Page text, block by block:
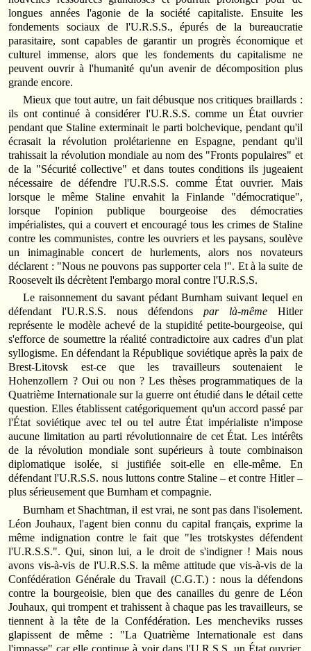
longues années l'agonie de la société capitaliste. Ensuite les
fondements sociaux de l'U.R.S.S., épurés de la bureaucratie
parasitaire, sont capables de garantir un progrès économique et
culturel immense, alors que les fondements du capitalisme ne
peuvent ouvrir à l'humanité qu'un avenir de décomposition plus
grande encore.
Mieux que tout autre, un fait débusque nos critiques braillards :
ils ont continué à considérer l'U.R.S.S. comme un État ouvrier
pendant que Staline exterminait le parti bolchevique, pendant qu'il
écrasait la révolution prolétarienne en Espagne, pendant qu'il
trahissait la révolution mondiale au nom des "Fronts populaires" et
de la "Sécurité collective" et dans toutes conditions ils jugeaient
nécessaire de défendre l'U.R.S.S. comme État ouvrier. Mais
lorsque le même Staline envahit la Finlande "démocratique",
lorsque l'opinion publique bourgeoise des démocraties
impérialistes, qui a couvert et encouragé tous les crimes de Staline
contre les communistes, contre les ouvriers et les paysans, soulève
un inimaginable concert de hurlements, alors nos novateurs
déclarent : "Nous ne pouvons pas supporter cela !". Et à la suite de
Roosevelt ils décrètent l'embargo moral contre l'U.R.S.S.
Le raisonnement du savant pédant Burnham suivant lequel en
défendant l'U.R.S.S. nous défendons par là-même Hitler
représente le modèle achevé de la stupidité petite-bourgeoise, qui
s'efforce de soumettre la réalité contradictoire aux cadres d'un plat
syllogisme. En défendant la République soviétique après la paix de
Brest-Litovsk est-ce que les travailleurs soutenaient le
Hohenzollern ? Oui ou non ? Les thèses programmatiques de la
Quatrième Internationale sur la guerre ont étudié dans le détail cette
question. Elles établissent catégoriquement qu'un accord passé par
l'État soviétique avec tel ou tel autre État impérialiste n'impose
aucune limitation au parti révolutionnaire de cet État. Les intérêts
de la révolution mondiale sont supérieurs à toute combinaison
diplomatique isolée, si justifiée soit-elle en elle-même. En
défendant l'U.R.S.S. nous luttons contre Staline – et contre Hitler –
plus sérieusement que Burnham et compagnie.
Burnham et Shachtman, il est vrai, ne sont pas dans l'isolement.
Léon Jouhaux, l'agent bien connu du capital français, exprime la
même indignation contre le fait que "les trotskystes défendent
l'U.R.S.S.". Qui, sinon lui, a le droit de s'indigner ! Mais nous
avons vis-à-vis de l'U.R.S.S. la même attitude que vis-à-vis de la
Confédération Générale du Travail (C.G.T.) : nous la défendons
contre la bourgeoisie, bien que des canailles du genre de Léon
Jouhaux, qui trompent et trahissent à chaque pas les travailleurs, se
tiennent à la tête de la Confédération. Les mencheviks russes
glapissent de même : "La Quatrième Internationale est dans
l'impasse" car elle continue à voir dans l'U.R.S.S. un État ouvrier.